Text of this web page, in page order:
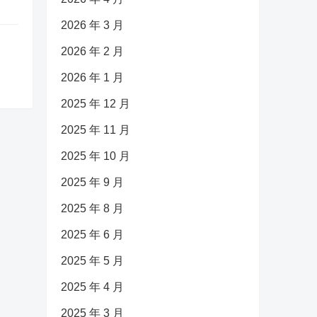
2026 年 3 月
2026 年 2 月
2026 年 1 月
2025 年 12 月
2025 年 11 月
2025 年 10 月
2025 年 9 月
2025 年 8 月
2025 年 6 月
2025 年 5 月
2025 年 4 月
2025 年 3 月